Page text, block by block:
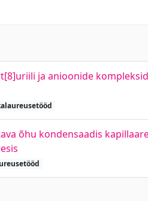
ja anioonide
õhu kondensaadis